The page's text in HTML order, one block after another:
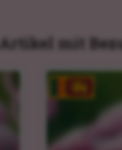
Artikel mit